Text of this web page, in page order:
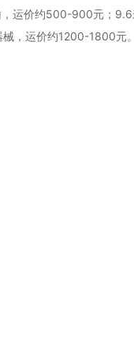
，运价约500-900元；
，运价约1200-1800元